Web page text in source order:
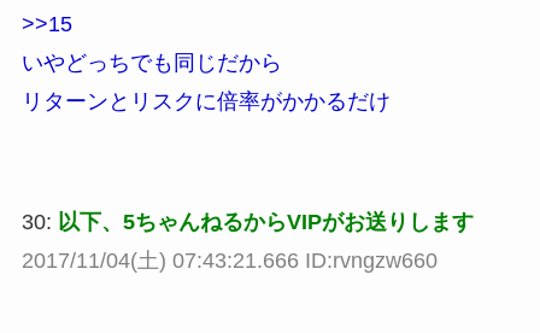
>>15
いやどっちでも同じだから
リターンとリスクに倍率がかかるだけ
30: 以下、5ちゃんねるからVIPがお送りします
2017/11/04(土) 07:43:21.666 ID:rvngzw660